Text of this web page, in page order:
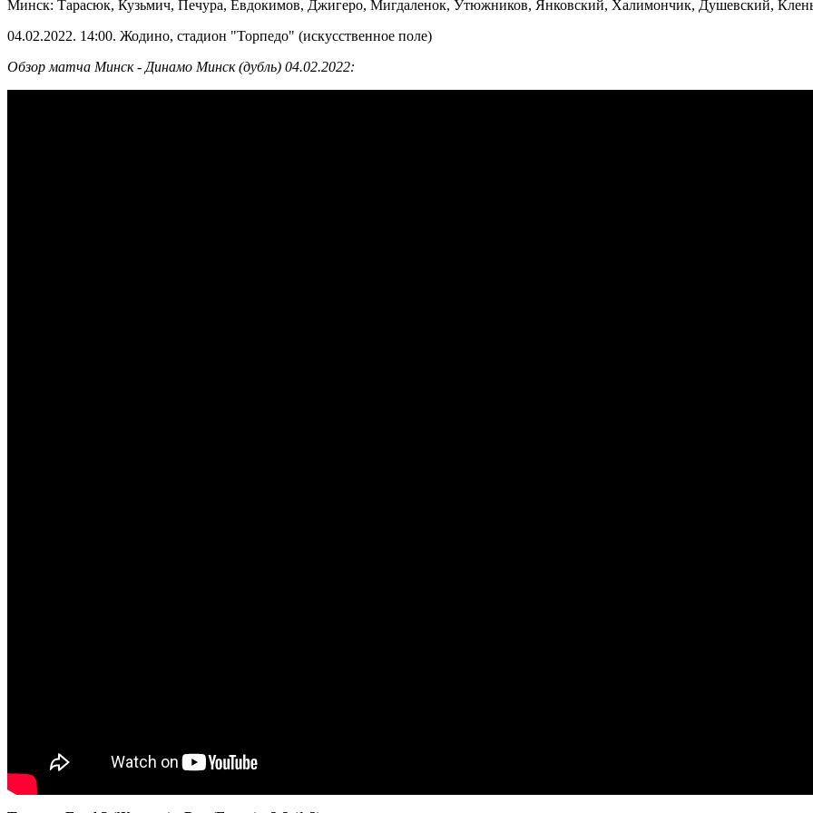
Минск: Тарасюк, Кузьмич, Печура, Евдокимов, Джигеро, Мигдаленок, Утюжников, Янковский, Халимончик, Душевский,
04.02.2022. 14:00. Жодино, стадион "Торпедо" (искусственное поле)
Обзор матча Минск - Динамо Минск (дубль) 04.02.2022: